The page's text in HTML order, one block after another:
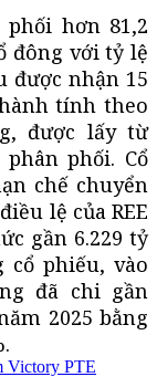
phối hơn 81,2
đông với tỷ lệ
được nhận 15
tính theo
được lấy từ
phối. Cổ
chế chuyển
lệ của REE
gần 6.229 tỷ
cổ phiếu, vào
đã chi gần
2025 bằng
Victory PTE